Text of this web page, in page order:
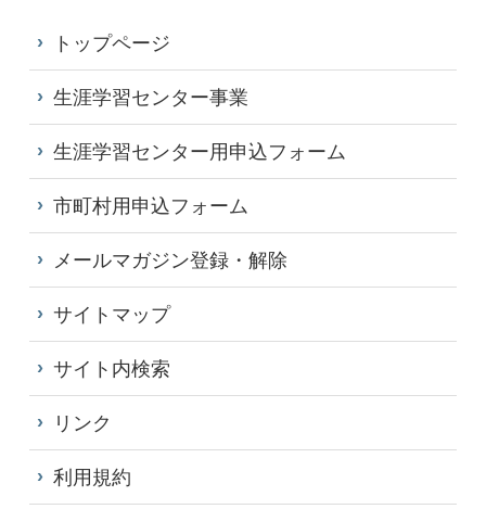
トップページ
生涯学習センター事業
生涯学習センター用申込フォーム
市町村用申込フォーム
メールマガジン登録・解除
サイトマップ
サイト内検索
リンク
利用規約